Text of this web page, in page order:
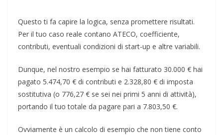
Questo ti fa capire la logica, senza promettere risultati.
Per il tuo caso reale contano ATECO, coefficiente,
contributi, eventuali condizioni di start-up e altre variabili.
Dunque, nel nostro esempio se hai fatturato 30.000 € hai
pagato 5.474,70 € di contributi e 2.328,80 € di imposta
sostitutiva (o 776,27 € se sei nei primi 5 anni di attività),
portando il tuo totale da pagare pari a 7.803,50 €.
Ovviamente è un calcolo di esempio che non tiene conto